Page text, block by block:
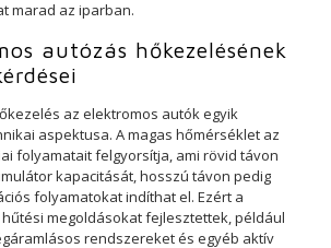
marad az iparban.
autózás hőkezelésének
az elektromos autók egyik
aspektusa. A magas hőmérséklet az
folyamatait felgyorsítja, ami rövid távon
kapacitását, hosszú távon pedig
folyamatokat indíthat el. Ezért a
megoldásokat fejlesztettek, például
rendszereket és egyéb aktív